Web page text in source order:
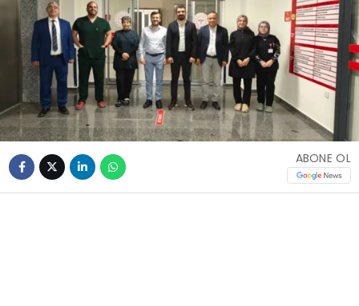
ABONE OL